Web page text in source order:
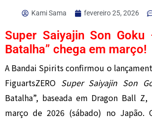
Kami Sama fevereiro 25, 2026
Super Saiyajin Son Goku
Batalha” chega em março!
A Bandai Spirits confirmou o
FiguartsZERO Super Saiyajin Son
Batalha”, baseada em Dragon Ball Z,
março de 2026 (sábado) no Japão.